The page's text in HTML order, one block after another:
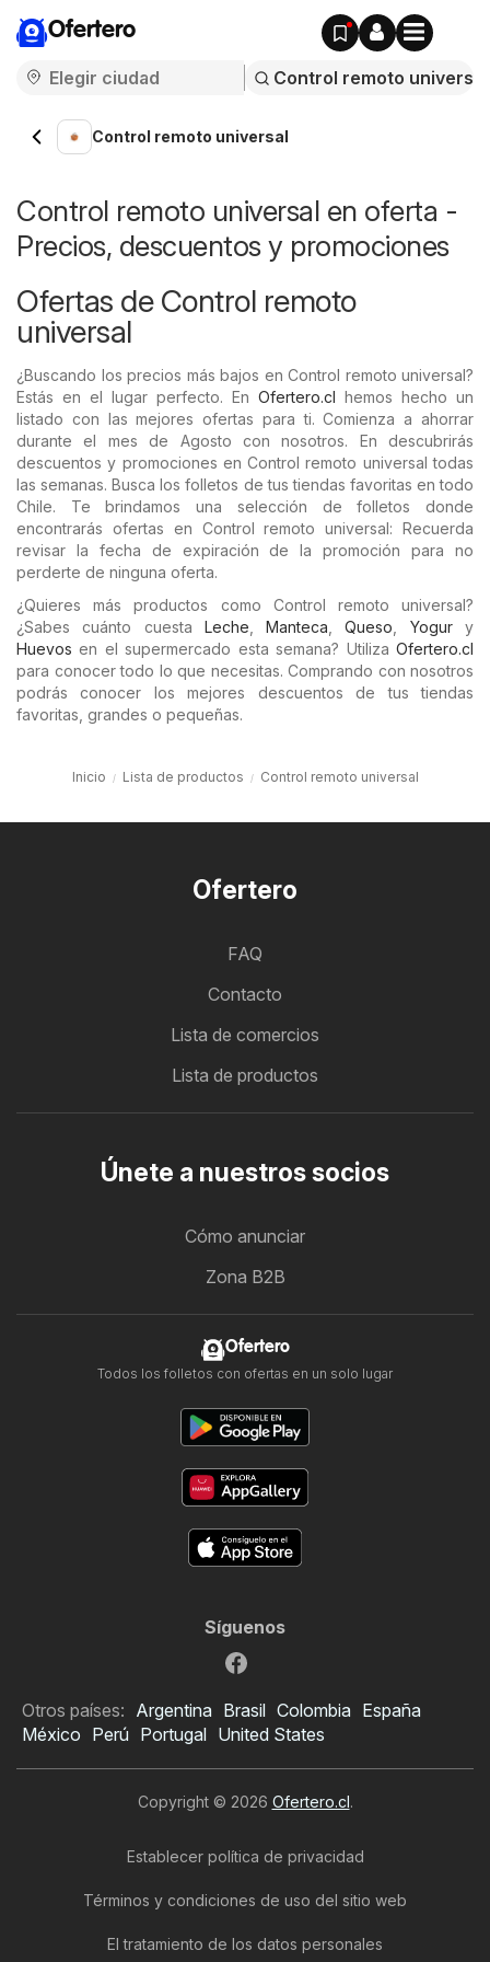
Ofertero
Control remoto universal
Control remoto universal en oferta -
Precios, descuentos y promociones
Ofertas de Control remoto
universal
¿Buscando los precios más bajos en Control remoto universal?
Estás en el lugar perfecto. En Ofertero.cl hemos hecho un
listado con las mejores ofertas para ti. Comienza a ahorrar
durante el mes de Agosto con nosotros. En descubrirás
descuentos y promociones en Control remoto universal todas
las semanas. Busca los folletos de tus tiendas favoritas en todo
Chile. Te brindamos una selección de folletos donde
encontrarás ofertas en Control remoto universal: Recuerda
revisar la fecha de expiración de la promoción para no
perderte de ninguna oferta.
¿Quieres más productos como Control remoto universal?
¿Sabes cuánto cuesta Leche ,Manteca ,Queso Yogury
Huevos en el supermercado esta semana? Utiliza Ofertero.cl
para conocer todo lo que necesitas. Comprando con nosotros
podrás conocer los mejores descuentos de tus tiendas
favoritas, grandes o pequeñas.
Inicio Lista de productos Control remoto universal
Ofertero
FAQ
Contacto
Lista de comercios
Lista de productos
Únete a nuestros socios
Cómo anunciar
Zona B2B
Ofertero
Todos los folletos con ofertas en un solo lugar
Síguenos
Otros países: Argentina Brasil Colombia España
México Perú Portugal United States
Copyright © 2026 Ofertero.cl.
Establecer política de privacidad
Términos y condiciones de uso del sitio web
El tratamiento de los datos personales